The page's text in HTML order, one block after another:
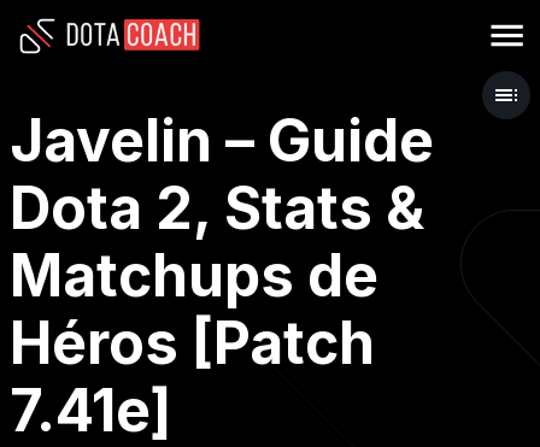
Javelin – Guide
Dota 2, Stats &
Matchups de
Héros [Patch
7.41e]